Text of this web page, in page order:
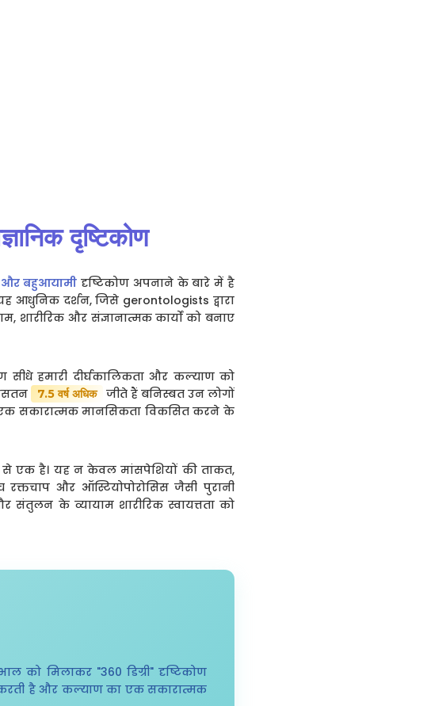
दृष्टिकोण
और बहुआयामी दृष्टिकोण अपनाने के बारे में है
आधुनिक दर्शन, जिसे gerontologists द्वारा
शारीरिक और संज्ञानात्मक कार्यों को बनाए
सीधे हमारी दीर्घकालिकता और कल्याण को
7.5 वर्ष अधिक
जीते हैं बनिस्बत उन लोगों
एक सकारात्मक मानसिकता विकसित करने के
से एक है। यह न केवल मांसपेशियों की ताकत,
और ऑस्टियोपोरोसिस जैसी पुरानी
संतुलन के व्यायाम शारीरिक स्वायत्तता को
को मिलाकर "360 डिग्री" दृष्टिकोण
करती है और कल्याण का एक सकारात्मक